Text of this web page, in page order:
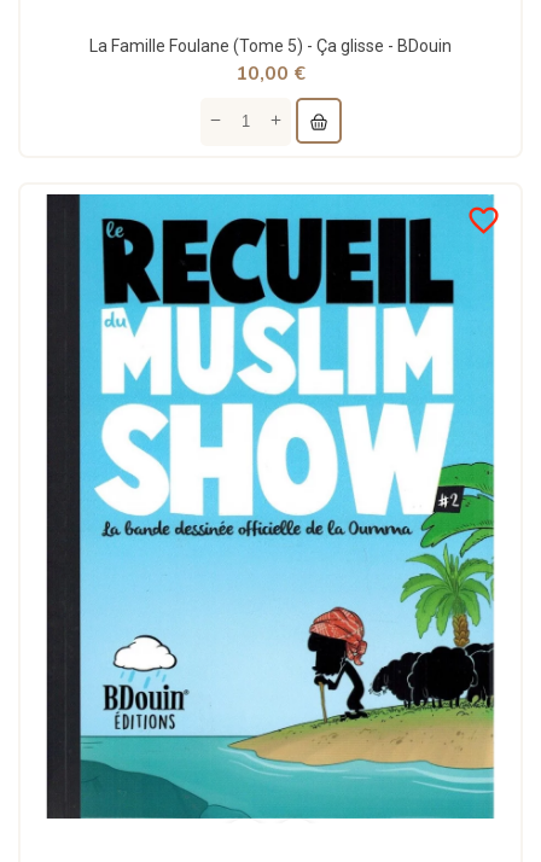
La Famille Foulane (Tome 5) - Ça glisse - BDouin
10,00 €
favorite_border